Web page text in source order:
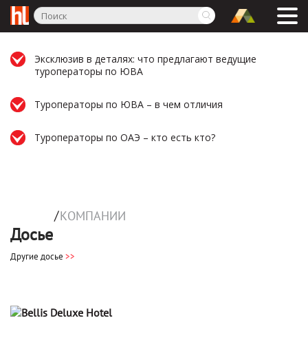
Эксклюзив в деталях: что предлагают ведущие
туроператоры по ЮВА
Туроператоры по ЮВА – в чем отличия
Туроператоры по ОАЭ – кто есть кто?
Досье
/КОМПАНИИ
Другие досье >>